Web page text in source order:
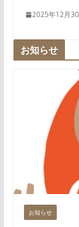
2025年12月
お知らせ
お知らせ